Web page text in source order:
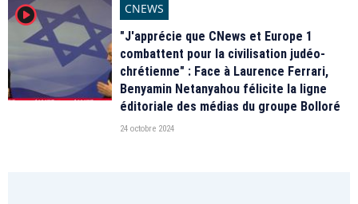
player2
CNEWS
"J'apprécie que CNews et Europe 1
combattent pour la civilisation judéo-
chrétienne" : Face à Laurence Ferrari,
Benyamin Netanyahou félicite la ligne
éditoriale des médias du groupe Bolloré
24 octobre 2024